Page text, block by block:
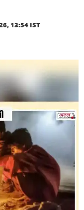
13:54 IST